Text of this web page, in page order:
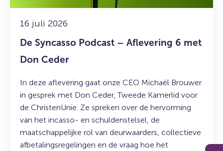
16 juli 2026
De Syncasso Podcast – Aflevering 6 met
Don Ceder
In deze aflevering gaat onze CEO Michaël Brouwer
in gesprek met Don Ceder, Tweede Kamerlid voor
de ChristenUnie. Ze spreken over de hervorming
van het incasso- en schuldenstelsel, de
maatschappelijke rol van deurwaarders, collectieve
afbetalingsregelingen en de vraag hoe het
Don
Ceder